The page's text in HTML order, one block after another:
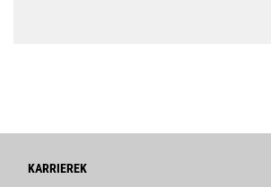
KARRIEREK